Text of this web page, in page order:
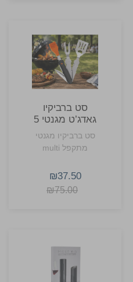
סט ברביקיו
גאדג’ט מגנטי 5
פונקציות עם
ידית אלומיניום
סט ברביקיו מגנטי
מתקפל multi
₪37.50
₪75.00